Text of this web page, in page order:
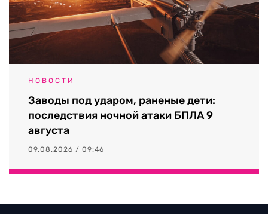
НОВОСТИ
Заводы под ударом, раненые дети:
последствия ночной атаки БПЛА 9
августа
09.08.2026 / 09:46